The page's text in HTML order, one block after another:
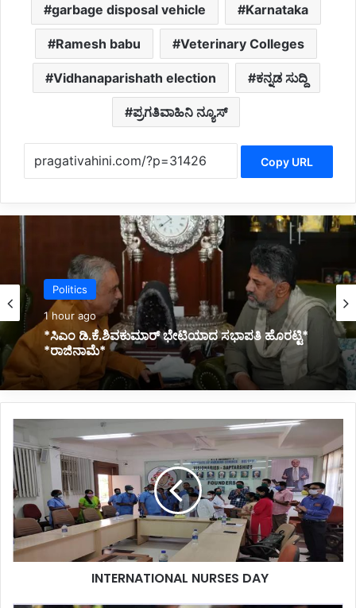
garbage disposal vehicle Karnataka
Ramesh babu Veterinary Colleges
Vidhanaparishath election ಕನ್ನಡ ಸುದ್ದಿ
ಪ್ರಗತಿವಾಹಿನಿ ನ್ಯೂಸ್
Copy URL
Latest
3 hours ago
*ಬಸ್ ನಲ್ಲಿ ಪ್ರಯಾಣಿಸುತ್ತಿದ್ದಾಗಲೇ ಹೃದಯಾಘಾತ: ಕ್ಷೇತ್ರ
ಶಿಕ್ಷಣಾಧಿಕಾರಿ ಸಾವು*
I
N
T
E
R
N
A
T
INTERNATIONAL NURSES DAY